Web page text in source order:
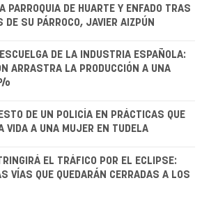
PARROQUIA DE HUARTE Y ENFADO TRAS
DE SU PÁRROCO, JAVIER AIZPÚN
DE LA INDUSTRIA ESPAÑOLA:
ARRASTRA LA PRODUCCIÓN A UNA
DE UN POLICÍA EN PRÁCTICAS QUE
VIDA A UNA MUJER EN TUDELA
EL TRÁFICO POR EL ECLIPSE:
VÍAS QUE QUEDARÁN CERRADAS A LOS